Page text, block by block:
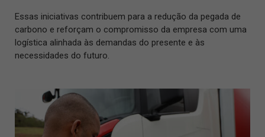
Essas iniciativas contribuem para a redução da pegada de
carbono e reforçam o compromisso da empresa com uma
logística alinhada às demandas do presente e às
necessidades do futuro.